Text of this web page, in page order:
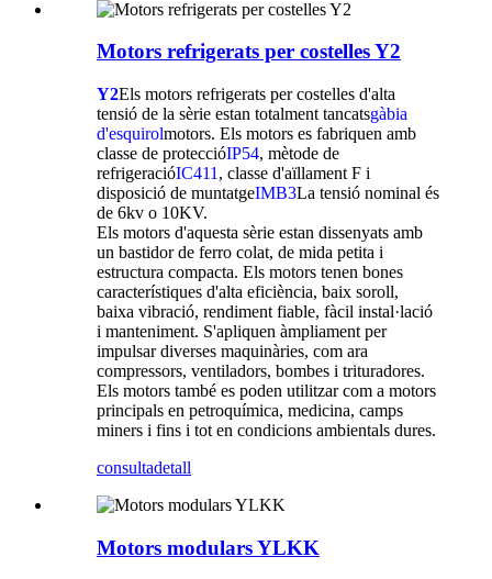
Motors refrigerats per costelles Y2
Y2Els motors refrigerats per costelles d'alta
tensió de la sèrie estan totalment tancatsgàbia
d'esquirolmotors. Els motors es fabriquen amb
classe de proteccióIP54, mètode de
refrigeracióIC411 , classe d'aïllament F i
disposició de muntatgeIMB3La tensió nominal és
de 6kv o 10KV.
Els motors d'aquesta sèrie estan dissenyats amb
un bastidor de ferro colat, de mida petita i
estructura compacta. Els motors tenen bones
característiques d'alta eficiència, baix soroll,
baixa vibració, rendiment fiable, fàcil instal·lació
i manteniment. S'apliquen àmpliament per
impulsar diverses maquinàries, com ara
compressors, ventiladors, bombes i trituradores.
Els motors també es poden utilitzar com a motors
principals en petroquímica, medicina, camps
miners i fins i tot en condicions ambientals dures.
consultadetall
Motors modulars YLKK